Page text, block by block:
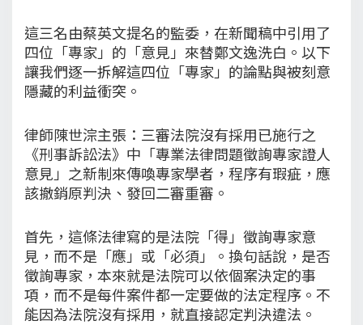
這三名由蔡英文提名的監委，在新聞稿中引用了
四位「專家」的「意見」來替鄭文逸洗白。以下
讓我們逐一拆解這四位「專家」的論點與被刻意
隱藏的利益衝突。
律師陳世淙主張：三審法院沒有採用已施行之
《刑事訴訟法》中「專業法律問題徵詢專家證人
意見」之新制來傳喚專家學者，程序有瑕疵，應
該撤銷原判決、發回二審重審。
首先，這條法律寫的是法院「得」徵詢專家意
見，而不是「應」或「必須」。換句話說，是否
徵詢專家，本來就是法院可以依個案決定的事
項，而不是每件案件都一定要做的法定程序。不
能因為法院沒有採用，就直接認定判決違法。